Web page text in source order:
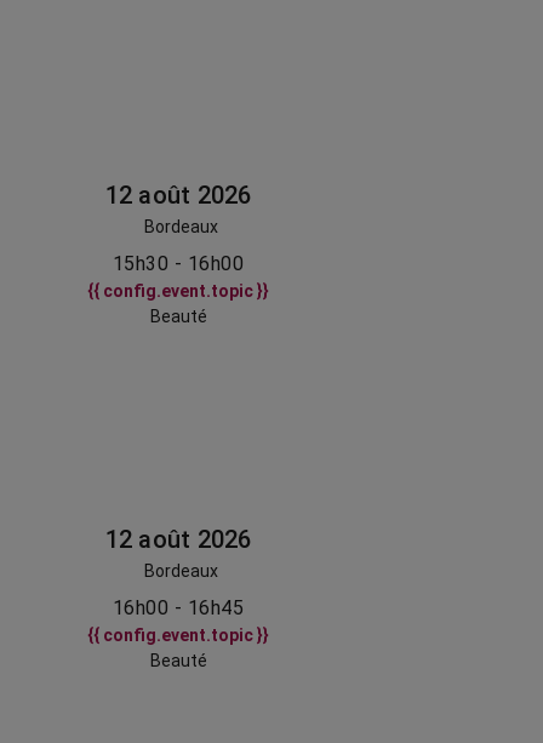
12 août 2026
Bordeaux
15h30 - 16h00
{{ config.event.topic }}
Beauté
12 août 2026
Bordeaux
16h00 - 16h45
{{ config.event.topic }}
Beauté